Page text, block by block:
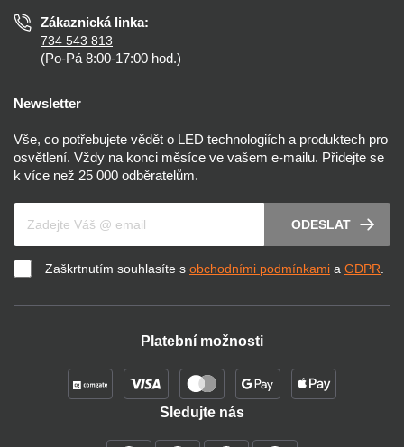
Zákaznická linka:
734 543 813
(Po-Pá 8:00-17:00 hod.)
Newsletter
Vše, co potřebujete vědět o LED technologiích a produktech pro
osvětlení. Vždy na konci měsíce ve vašem e-mailu. Přidejte se
k více než 25 000 odběratelům.
ODESLAT
Zaškrtnutím souhlasíte s obchodními podmínkami a GDPR
Platební možnosti
Sledujte nás